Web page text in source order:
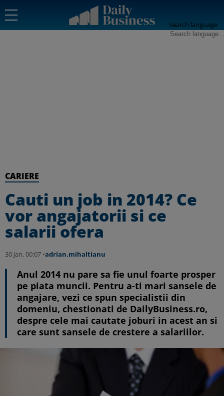
Search language
CARIERE
Cauti un job in 2014? Ce
vor angajatorii si ce
salarii ofera
30 Jan, 00:07 •adrian.mihaltianu
Anul 2014 nu pare sa fie unul foarte prosper
pe piata muncii. Pentru a-ti mari sansele de
angajare, vezi ce spun specialistii din
domeniu, chestionati de DailyBusiness.ro,
despre cele mai cautate joburi in acest an si
care sunt sansele de crestere a salariilor.